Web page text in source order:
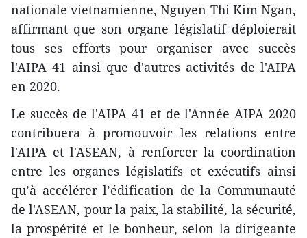
nationale vietnamienne, Nguyen Thi Kim Ngan,
affirmant que son organe législatif déploierait
tous ses efforts pour organiser avec succès
l'AIPA 41 ainsi que d'autres activités de l'AIPA
en 2020.
Le succès de l'AIPA 41 et de l'Année AIPA 2020
contribuera à promouvoir les relations entre
l'AIPA et l'ASEAN, à renforcer la coordination
entre les organes législatifs et exécutifs ainsi
qu’à accélérer l’édification de la Communauté
de l'ASEAN, pour la paix, la stabilité, la sécurité,
la prospérité et le bonheur, selon la dirigeante